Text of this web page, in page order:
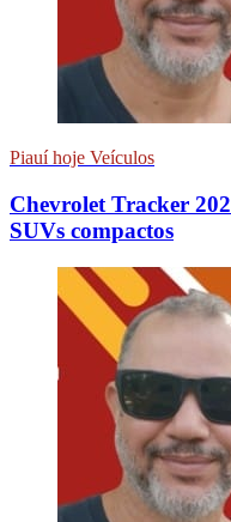
Piauí hoje Veículos
Chevrolet Tracker
SUVs compactos